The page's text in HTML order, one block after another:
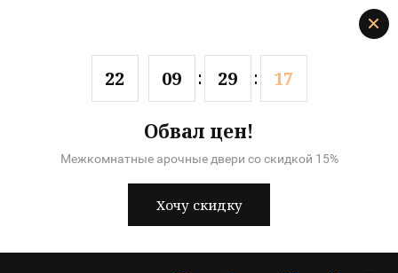
22 09 29 17
Обвал цен!
Межкомнатные арочные двери со скидкой 15%
Хочу скидку